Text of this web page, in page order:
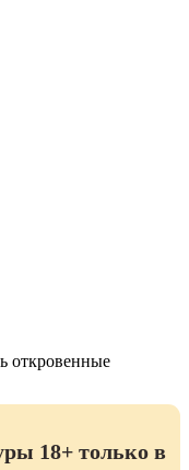
откровенные
18+ только в